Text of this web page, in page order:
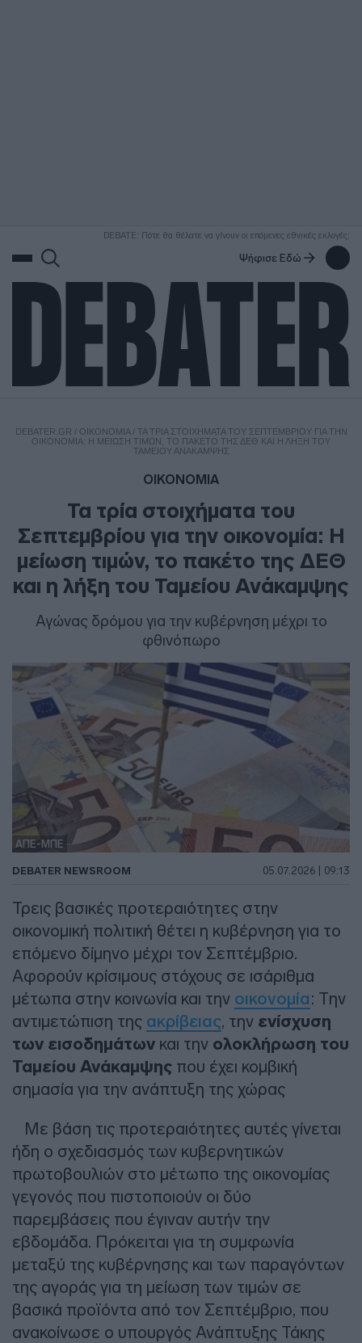
DEBATE: Πότε θα θέλατε να γίνουν οι επόμενες εθνικές εκλογές;
Ψήφισε Εδώ
DEBATER.GR / ΟΙΚΟΝΟΜΙΑ/ ΤΑ ΤΡΊΑ ΣΤΟΙΧΉΜΑΤΑ ΤΟΥ ΣΕΠΤΕΜΒΡΊΟΥ ΓΙΑ ΤΗΝ
ΟΙΚΟΝΟΜΊΑ: Η ΜΕΊΩΣΗ ΤΙΜΏΝ, ΤΟ ΠΑΚΈΤΟ ΤΗΣ ΔΕΘ ΚΑΙ Η ΛΉΞΗ ΤΟΥ
ΤΑΜΕΊΟΥ ΑΝΆΚΑΜΨΗΣ
ΟΙΚΟΝΟΜΙΑ
Τα τρία στοιχήματα του
Σεπτεμβρίου για την οικονομία: Η
μείωση τιμών, το πακέτο της ΔΕΘ
και η λήξη του Ταμείου Ανάκαμψης
Αγώνας δρόμου για την κυβέρνηση μέχρι το
φθινόπωρο
ΑΠΕ-ΜΠΕ
DEBATER NEWSROOM 05.07.2026 | 09:13
Τρεις βασικές προτεραιότητες στην
οικονομική πολιτική θέτει η κυβέρνηση για το
επόμενο δίμηνο μέχρι τον Σεπτέμβριο.
Αφορούν κρίσιμους στόχους σε ισάριθμα
μέτωπα στην κοινωνία και την οικονομία: Την
αντιμετώπιση της ακρίβειας, την ενίσχυση
των εισοδημάτων και την ολοκλήρωση του
Ταμείου Ανάκαμψης που έχει κομβική
σημασία για την ανάπτυξη της χώρας
Με βάση τις προτεραιότητες αυτές γίνεται
ήδη ο σχεδιασμός των κυβερνητικών
πρωτοβουλιών στο μέτωπο της οικονομίας
γεγονός που πιστοποιούν οι δύο
παρεμβάσεις που έγιναν αυτήν την
εβδομάδα. Πρόκειται για τη συμφωνία
μεταξύ της κυβέρνησης και των παραγόντων
της αγοράς για τη μείωση των τιμών σε
βασικά προϊόντα από τον Σεπτέμβριο, που
ανακοίνωσε ο υπουργός Ανάπτυξης Τάκης